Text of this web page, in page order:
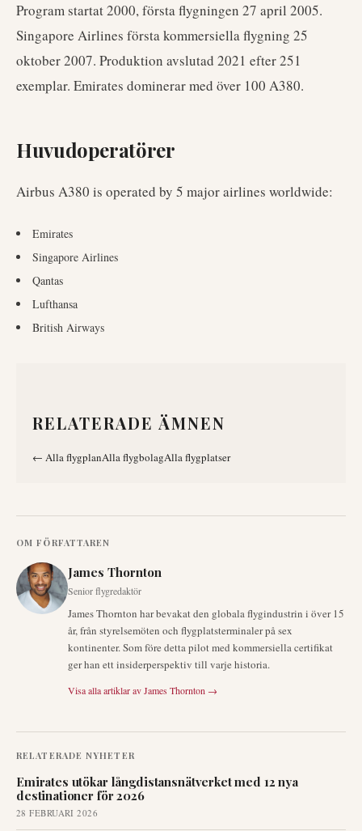
Program startat 2000, första flygningen 27 april 2005.
Singapore Airlines första kommersiella flygning 25
oktober 2007. Produktion avslutad 2021 efter 251
exemplar. Emirates dominerar med över 100 A380.
Huvudoperatörer
Airbus A380 is operated by 5 major airlines worldwide:
Emirates
Singapore Airlines
Qantas
Lufthansa
British Airways
RELATERADE ÄMNEN
← Alla flygplanAlla flygbolagAlla flygplatser
OM FÖRFATTAREN
James Thornton
Senior flygredaktör
James Thornton har bevakat den globala flygindustrin i över 15
år, från styrelsemöten och flygplatsterminaler på sex
kontinenter. Som före detta pilot med kommersiella certifikat
ger han ett insiderperspektiv till varje historia.
Visa alla artiklar avJames Thornton →
RELATERADE NYHETER
Emirates utökar långdistansnätverket med 12 nya
destinationer för 2026
28 FEBRUARI 2026